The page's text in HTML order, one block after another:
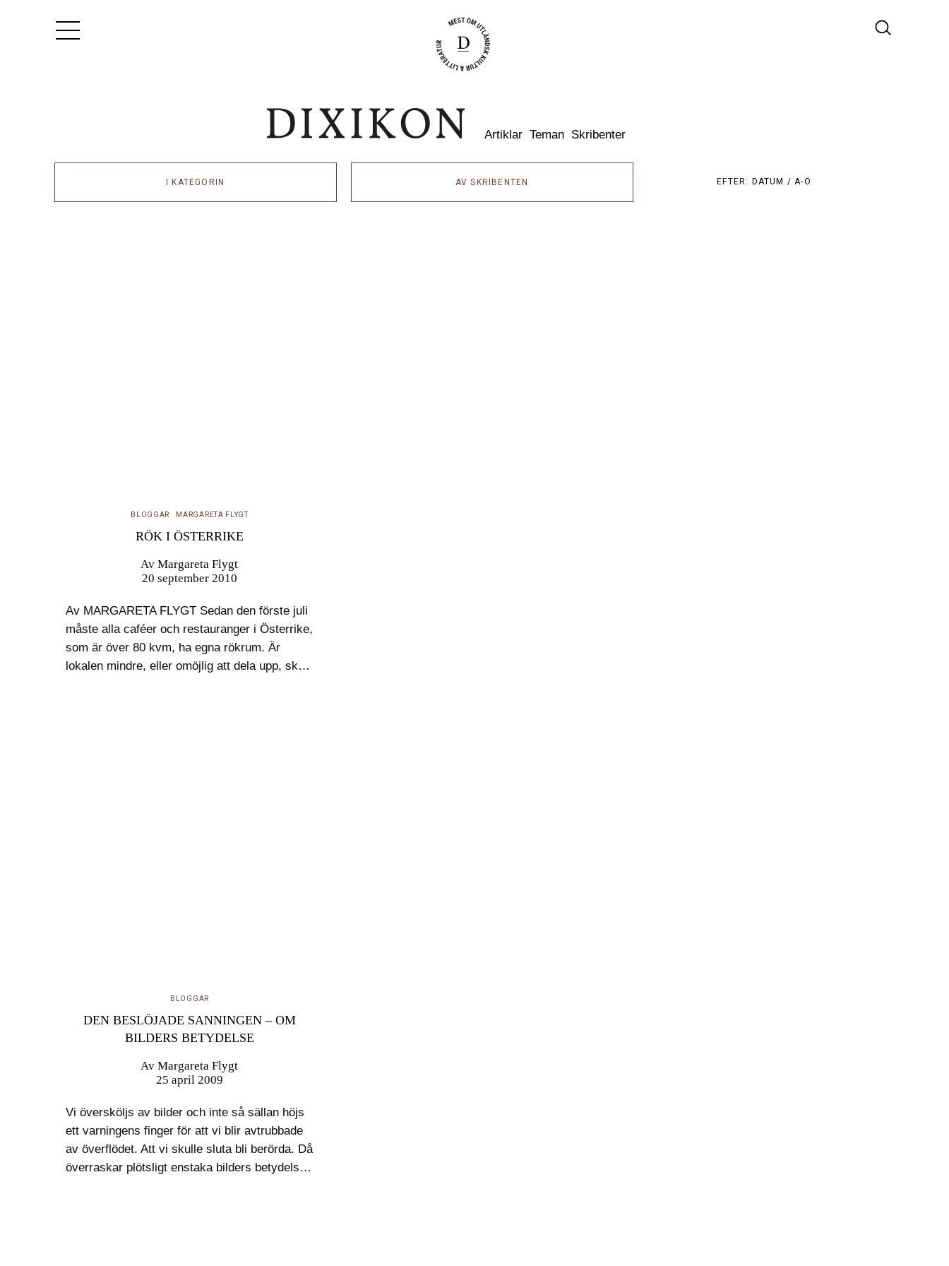
Dixikon
Artiklar Teman Skribenter
I KATEGORIN AV SKRIBENTEN EFTER: DATUM / A-Ö
BLOGGAR MARGARETA FLYGT
RÖK I ÖSTERRIKE
AvMargareta Flygt
20 september 2010
Av MARGARETA FLYGT Sedan den förste juli
måste alla caféer och restauranger i Österrike,
som är över 80 kvm, ha egna rökrum. Är
lokalen mindre, eller omöjlig att dela upp, ska
BLOGGAR
DEN BESLÖJADE SANNINGEN – OM
BILDERS BETYDELSE
AvMargareta Flygt
25 april 2009
Vi översköljs av bilder och inte så sällan höjs
ett varningens finger för att vi blir avtrubbade
av överflödet. Att vi skulle sluta bli berörda. Då
överraskar plötsligt enstaka bilders betydelse i